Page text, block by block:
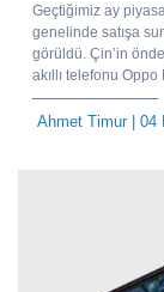
Geçtiğimiz ay
genelinde satışa
görüldü. Çin’in
akıllı telefonu
Ahmet Timur| 04